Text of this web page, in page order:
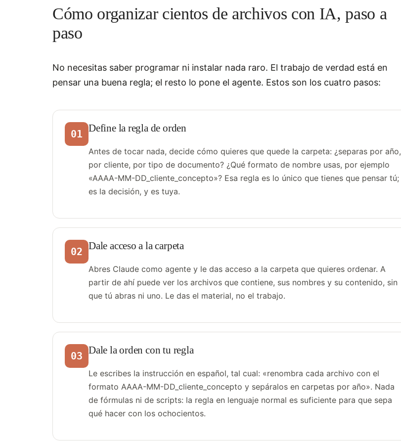
Cómo organizar cientos de archivos con IA, paso a
paso
No necesitas saber programar ni instalar nada raro. El trabajo de verdad está en
pensar una buena regla; el resto lo pone el agente. Estos son los cuatro pasos:
01 Define la regla de orden
Antes de tocar nada, decide cómo quieres que quede la carpeta: ¿separas por año,
por cliente, por tipo de documento? ¿Qué formato de nombre usas, por ejemplo
«AAAA-MM-DD_cliente_concepto»? Esa regla es lo único que tienes que pensar tú;
es la decisión, y es tuya.
02 Dale acceso a la carpeta
Abres Claude como agente y le das acceso a la carpeta que quieres ordenar. A
partir de ahí puede ver los archivos que contiene, sus nombres y su contenido, sin
que tú abras ni uno. Le das el material, no el trabajo.
03 Dale la orden con tu regla
Le escribes la instrucción en español, tal cual: «renombra cada archivo con el
formato AAAA-MM-DD_cliente_concepto y sepáralos en carpetas por año». Nada
de fórmulas ni de scripts: la regla en lenguaje normal es suficiente para que sepa
qué hacer con los ochocientos.